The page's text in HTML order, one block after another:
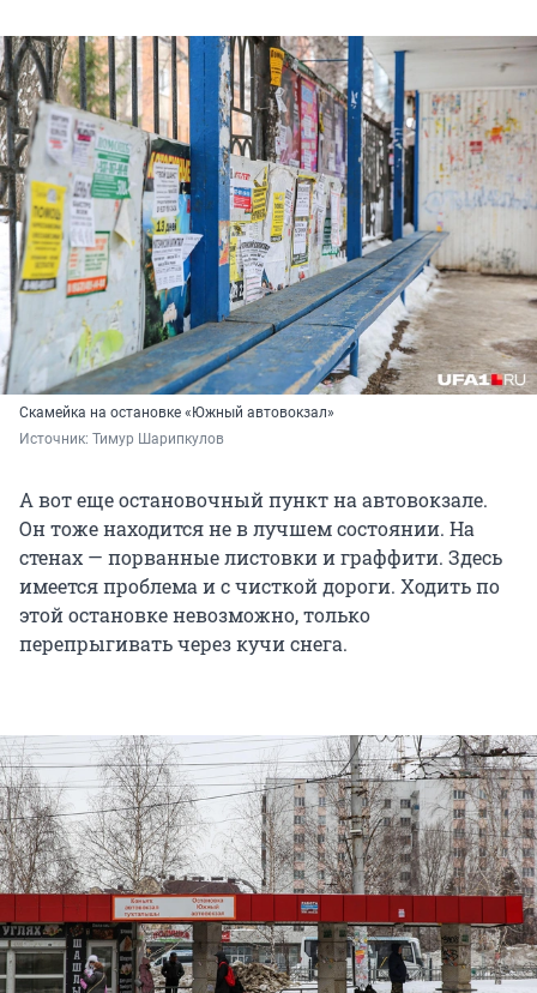
Скамейка на остановке «Южный автовокзал»
Источник: Тимур Шарипкулов
А вот еще остановочный пункт на автовокзале.
Он тоже находится не в лучшем состоянии. На
стенах — порванные листовки и граффити. Здесь
имеется проблема и с чисткой дороги. Ходить по
этой остановке невозможно, только
перепрыгивать через кучи снега.